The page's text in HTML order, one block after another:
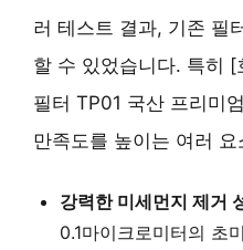
러 테스트 결과, 기존 필
할 수 있었습니다. 특히
필터 TP01 국산 프리미
만족도를 높이는 여러
강력한 미세먼지 제거
0.1마이크로미터의 초